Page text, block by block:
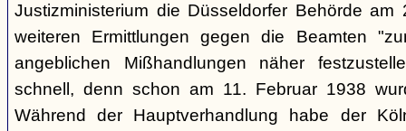
Justizministerium die Düsseldorfer Behörde
weiteren Ermittlungen gegen die Beamten
angeblichen Mißhandlungen näher
schnell, denn schon am 11. Februar 1938
Während der Hauptverhandlung habe der